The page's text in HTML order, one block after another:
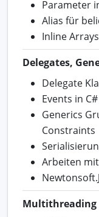
Parameter
Alias für
Inline
Delegates,
Delegate
Events in
Generics
Constraints
Arbeiten mit
Multithreading